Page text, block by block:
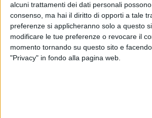
alcuni trattamenti dei dati personali
consenso, ma hai il diritto di opporti a tale
preferenze si applicheranno solo a questo
modificare le tue preferenze o revocare il
momento tornando su questo sito e
"Privacy" in fondo alla pagina web.
Cassazione
merci: più
colpa grave e riserve
TRASPORTI 28 MAGGIO 2026